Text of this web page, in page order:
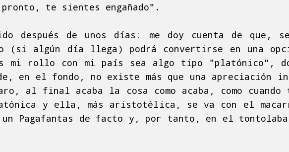
te sientes engañado".
después de unos días: me doy cuenta de que,
(si algún día llega) podrá convertirse en una
mi rollo con mi país sea algo tipo "platónico",
en el fondo, no existe más que una apreciación
al final acaba la cosa como acaba, como cuando
y ella, más aristotélica, se va con el
Pagafantas de facto y, por tanto, en el